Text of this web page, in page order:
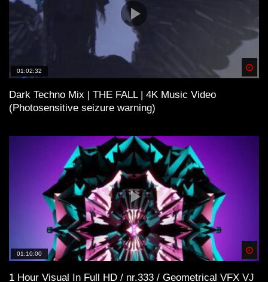
01:02:32
Dark Techno Mix | THE FALL | 4K Music Video
(Photosensitive seizure warning)
01:10:00
1 Hour Visual In Full HD / nr.333 / Geometrical VFX VJ